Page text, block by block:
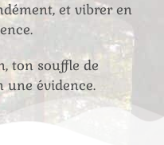
et vibrer en
ton souffle de
évidence.